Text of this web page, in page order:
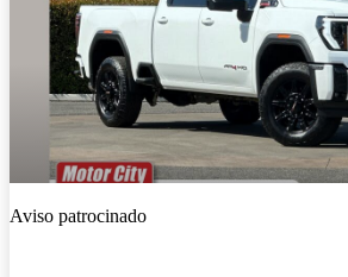
Aviso patrocinado